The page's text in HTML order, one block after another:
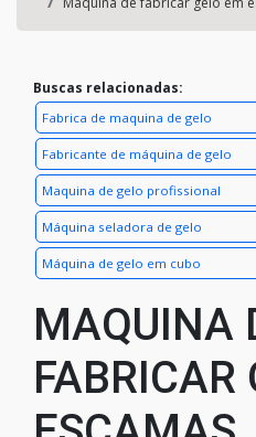
Buscas relacionadas:
Fabrica de maquina de gelo
Fabricante de máquina de gelo
Maquina de gelo profissional
Máquina seladora de gelo
Máquina de gelo em cubo
MAQUINA
FABRICAR